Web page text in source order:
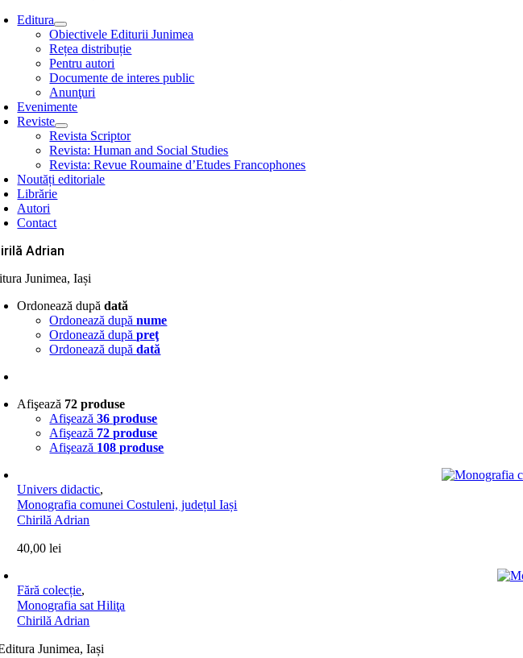
Editura
Obiectivele Editurii Junimea
Rețea distribuție
Pentru autori
Documente de interes public
Anunţuri
Evenimente
Reviste
Revista Scriptor
Revista: Human and Social Studies
Revista: Revue Roumaine d’Etudes Francophones
Noutăți editoriale
Librărie
Autori
Contact
Adrian
Junimea, Iași
Ordonează dupădată
Ordonează dupănume
Ordonează dupăpreţ
Ordonează dupădată
Afişează 72 produse
Afişează36 produse
Afişează 72 produse
Afişează 108 produse
Univers didactic,
Monografia comunei Costuleni, județul Iași
Chirilă Adrian
40,00lei
Fără colecție,
Monografia sat Hiliţa
Chirilă Adrian